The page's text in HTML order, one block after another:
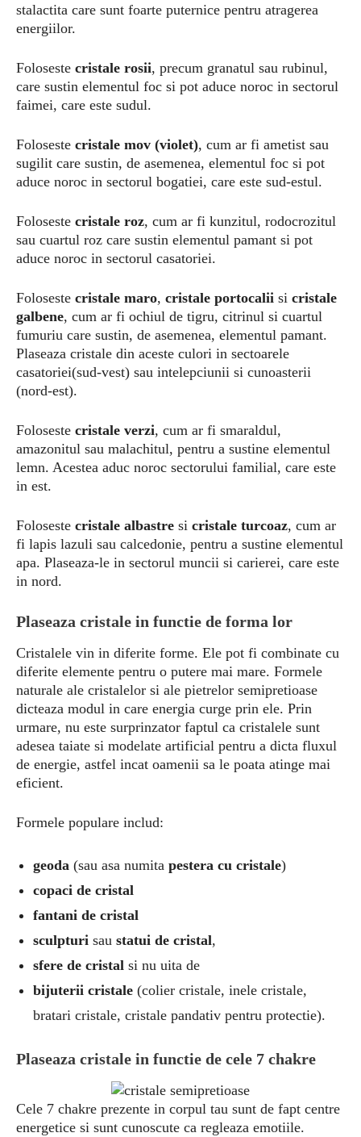
stalactita care sunt foarte puternice pentru atragerea
energiilor.
Foloseste cristale rosii, precum granatul sau rubinul,
care sustin elementul foc si pot aduce noroc in sectorul
faimei, care este sudul.
Foloseste cristale mov (violet), cum ar fi ametist sau
sugilit care sustin, de asemenea, elementul foc si pot
aduce noroc in sectorul bogatiei, care este sud-estul.
Foloseste cristale roz, cum ar fi kunzitul, rodocrozitul
sau cuartul roz care sustin elementul pamant si pot
aduce noroc in sectorul casatoriei.
Foloseste cristale maro, cristale portocalii si cristale
galbene, cum ar fi ochiul de tigru, citrinul si cuartul
fumuriu care sustin, de asemenea, elementul pamant.
Plaseaza cristale din aceste culori in sectoarele
casatoriei(sud-vest) sau intelepciunii si cunoasterii
(nord-est).
Foloseste cristale verzi, cum ar fi smaraldul,
amazonitul sau malachitul, pentru a sustine elementul
lemn. Acestea aduc noroc sectorului familial, care este
in est.
Foloseste cristale albastre si cristale turcoaz, cum ar
fi lapis lazuli sau calcedonie, pentru a sustine elementul
apa. Plaseaza-le in sectorul muncii si carierei, care este
in nord.
Plaseaza cristale in functie de forma lor
Cristalele vin in diferite forme. Ele pot fi combinate cu
diferite elemente pentru o putere mai mare. Formele
naturale ale cristalelor si ale pietrelor semipretioase
dicteaza modul in care energia curge prin ele. Prin
urmare, nu este surprinzator faptul ca cristalele sunt
adesea taiate si modelate artificial pentru a dicta fluxul
de energie, astfel incat oamenii sa le poata atinge mai
eficient.
Formele populare includ:
geoda (sau asa numita pestera cu cristale)
copaci de cristal
fantani de cristal
sculpturi sau statui de cristal,
sfere de cristal si nu uita de
bijuterii cristale (colier cristale, inele cristale,
bratari cristale, cristale pandativ pentru protectie).
Plaseaza cristale in functie de cele 7 chakre
Cele 7 chakre prezente in corpul tau sunt de fapt centre
energetice si sunt cunoscute ca regleaza emotiile.